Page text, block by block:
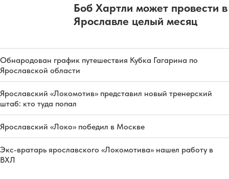
Боб Хартли может провести в
Ярославле целый месяц
Обнародован график путешествия Кубка Гагарина по
Ярославской области
Ярославский «Локомотив» представил новый тренерский
штаб: кто туда попал
Ярославский «Локо» победил в Москве
Экс-вратарь ярославского «Локомотива» нашел работу в
ВХЛ